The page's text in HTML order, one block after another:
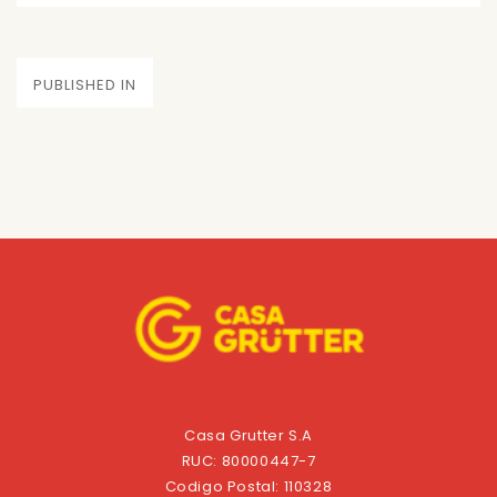
Navegación
PUBLISHED IN
Casa Grutter S.A
RUC: 80000447-7
Codigo Postal: 110328